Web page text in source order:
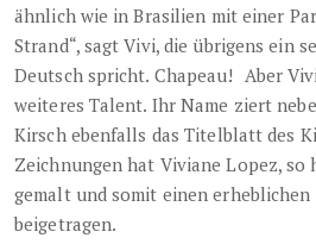
ähnlich wie in Brasilien mit einer
Strand“, sagt Vivi, die übrigens ein
Deutsch spricht. Chapeau! Aber
weiteres Talent. Ihr Name ziert
Kirsch ebenfalls das Titelblatt des
Zeichnungen hat Viviane Lopez,
gemalt und somit einen erheblichen
beigetragen.